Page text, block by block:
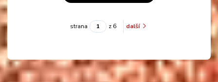
strana z 6 další